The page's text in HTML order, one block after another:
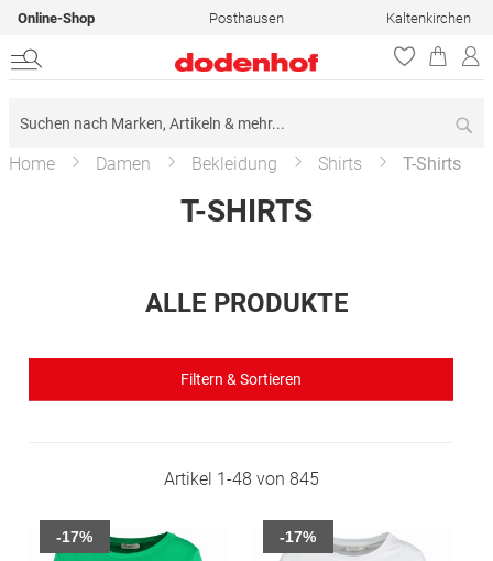
Online-Shop Posthausen Kaltenkirchen
Home Damen Bekleidung Shirts T-Shirts
T-SHIRTS
ALLE PRODUKTE
Filtern & Sortieren
Artikel 1-48 von 845
-17% -17%